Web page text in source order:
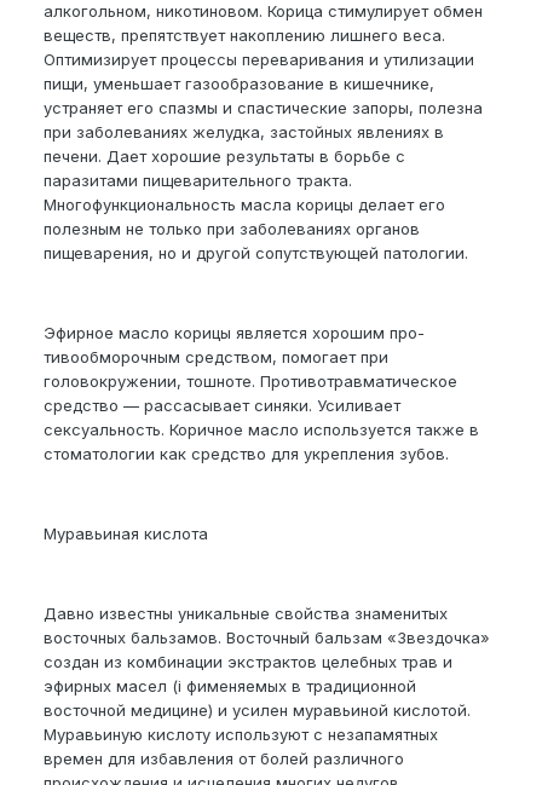
алкогольном, никотиновом. Корица стимулирует обмен
веществ, препятствует накоплению лишнего веса.
Оптимизирует процессы переваривания и утилизации
пищи, уменьшает газообразование в кишечнике,
устраняет его спазмы и спастические запоры, полезна
при заболеваниях желудка, застойных явлениях в
печени. Дает хорошие результаты в борьбе с
паразитами пищеварительного тракта.
Многофункциональность масла корицы делает его
полезным не только при заболеваниях органов
пищеварения, но и другой сопутствующей патологии.
Эфирное масло корицы является хорошим про-
тивообморочным средством, помогает при
головокружении, тошноте. Противотравматическое
средство — рассасывает синяки. Усиливает
сексуальность. Коричное масло используется также в
стоматологии как средство для укрепления зубов.
Муравьиная кислота
Давно известны уникальные свойства знаменитых
восточных бальзамов. Восточный бальзам «Звездочка»
создан из комбинации экстрактов целебных трав и
эфирных масел (i фименяемых в традиционной
восточной медицине) и усилен муравьиной кислотой.
Муравьиную кислоту используют с незапамятных
времен для избавления от болей различного